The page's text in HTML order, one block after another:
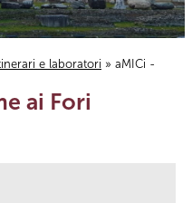
e laboratori » aMICi -
ai Fori